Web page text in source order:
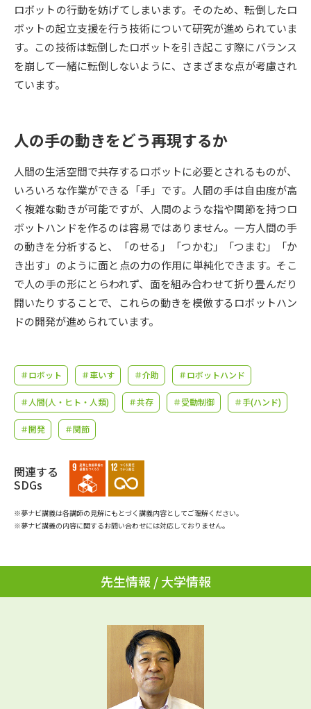
来場型・Web型イベント特集 夢ナビライブ
志望校・出願校を調べる
併願校選び 受験スケジュールを立てよう
先輩が入学を決めた理由 テレメール全国一斉進学調査
新生活お役立ちガイド
学問発見 学問検索
大学で学びたい学問発見
学問のミニ講義「夢ナビ講義」 学問分野解説
学問の教科書
ユーザーサポート
Ｑ＆Ａ よくあるご質問 大学進学IDについて
お支払いサイト
テレメール進学カタログ
訂正のご案内
ロボットの行動を妨げてしまいます。そのため、転倒したロ
ボットの起立支援を行う技術について研究が進められていま
す。この技術は転倒したロボットを引き起こす際にバランス
を崩して一緒に転倒しないように、さまざまな点が考慮され
ています。
人の手の動きをどう再現するか
人間の生活空間で共存するロボットに必要とされるものが、
いろいろな作業ができる「手」です。人間の手は自由度が高
く複雑な動きが可能ですが、人間のような指や関節を持つロ
ボットハンドを作るのは容易ではありません。一方人間の手
の動きを分析すると、「のせる」「つかむ」「つまむ」「か
き出す」のように面と点の力の作用に単純化できます。そこ
で人の手の形にとらわれず、面を組み合わせて折り畳んだり
開いたりすることで、これらの動きを模倣するロボットハン
ドの開発が進められています。
＃ロボット ＃車いす ＃介助 ＃ロボットハンド
＃人間(人・ヒト・人類) ＃共存 ＃受動制御 ＃手(ハンド)
＃開発 ＃関節
関連する
SDGs
※夢ナビ講義は各講師の見解にもとづく講義内容としてご理解ください。
※夢ナビ講義の内容に関するお問い合わせには対応しておりません。
先生情報 / 大学情報